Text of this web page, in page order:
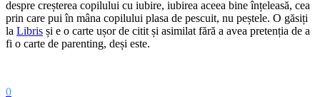
despre creșterea copilului cu iubire, iubirea aceea bine înțeleasă, cea
prin care pui în mâna copilului plasa de pescuit, nu peștele. O găsiți
la Libris și e o carte ușor de citit și asimilat fără a avea pretenția de a
fi o carte de parenting, deși este.
0